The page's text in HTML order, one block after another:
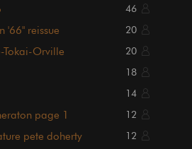
46
'66" reissue 20
Tokai-Orville 20
18
14
page 1 12
pete doherty 12